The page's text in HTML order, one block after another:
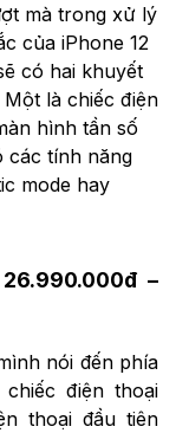
mà trong xử lý
của iPhone 12
có hai khuyết
là chiếc điện
hình tần số
các tính năng
mode hay
–
nói đến phía
điện thoại
thoại đầu tiên